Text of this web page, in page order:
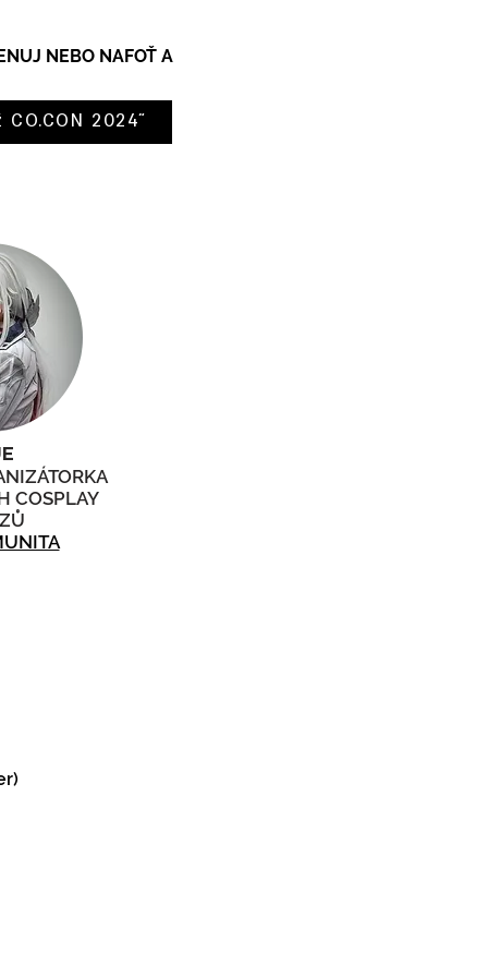
NEBO NAFOŤ A
2024“
COSPLAY